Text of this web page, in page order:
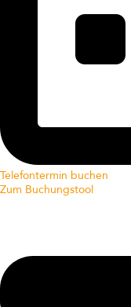
Telefontermin buchen
Zum Buchungstool